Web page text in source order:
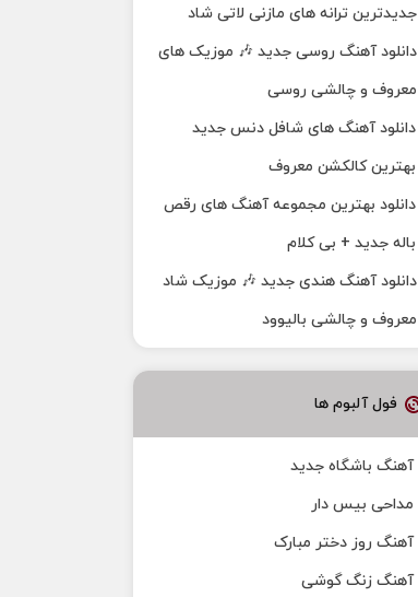
جدیدترین ترانه های مازنی لاتی شاد
دانلود آهنگ روسی جدید 🎶 موزیک‌ های
معروف و چالشی روسی
دانلود آهنگ های شافل دنس جدید
بهترین کالکشن معروف
دانلود بهترین مجموعه آهنگ های رقص
باله جدید + بی کلام
دانلود آهنگ هندی جدید 🎶 موزیک شاد
معروف و چالشی بالیوود
فول آلبوم ها
آهنگ باشگاه جدید
مداحی بیس دار
آهنگ روز دختر مبارک
آهنگ زنگ گوشی